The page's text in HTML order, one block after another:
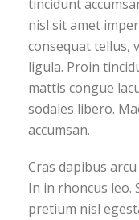
tincidunt
nisl sit amet
consequat tellus,
ligula. Proin
mattis congue
sodales libero.
accumsan.
Cras dapibus
In in rhoncus leo.
pretium nisl